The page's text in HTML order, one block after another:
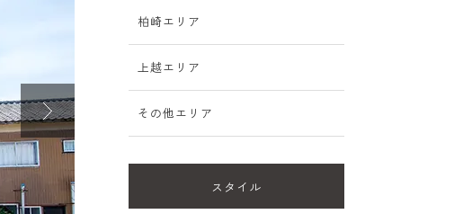
柏崎エリア
上越エリア
その他エリア
スタイル